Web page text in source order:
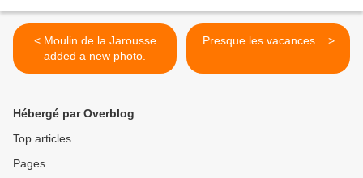
< Moulin de la Jarousse
added a new photo.
Presque les vacances... >
Hébergé par Overblog
Top articles
Pages